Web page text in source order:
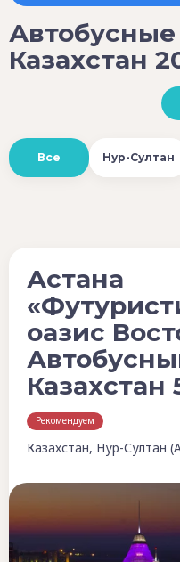
Казахстан
Все Нур-Султан
Астана
оазис
Рекомендуем
Казахстан, Нур-Султан